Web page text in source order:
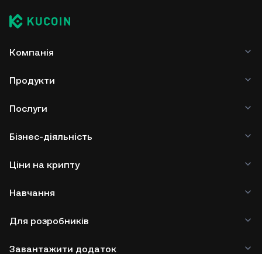
Компанія
Продукти
Послуги
Бізнес-діяльність
Ціни на крипту
Навчання
Для розробників
Завантажити додаток